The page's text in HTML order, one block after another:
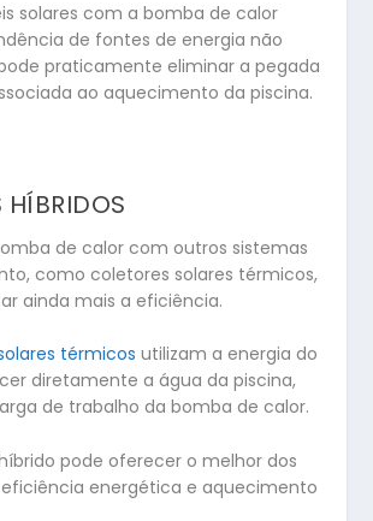
solares com a bomba de calor
de fontes de energia não
praticamente eliminar a pegada
ao aquecimento da piscina.
HÍBRIDOS
de calor com outros sistemas
como coletores solares térmicos,
ainda mais a eficiência.
térmicos utilizam a energia do
diretamente a água da piscina,
de trabalho da bomba de calor.
pode oferecer o melhor dos
energética e aquecimento